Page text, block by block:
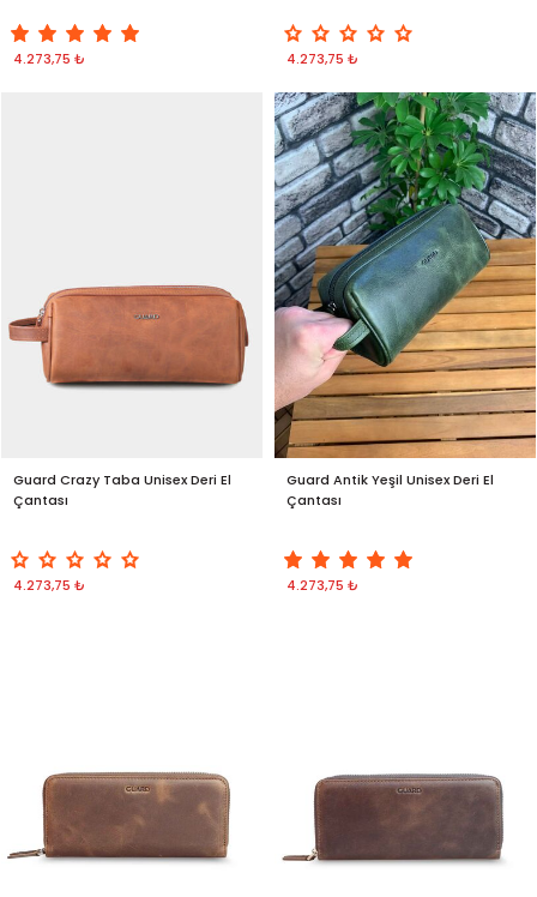
4.273,75 ₺ 4.273,75 ₺
Guard Crazy Taba Unisex Deri El
Çantası
4.273,75 ₺
Guard Antik Yeşil Unisex Deri El
Çantası
4.273,75 ₺